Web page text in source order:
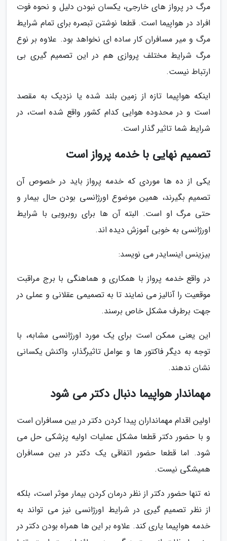
مرگ در پرواز های خارجی، یکسان نبودن دلیل و نحوه فوت
افراد در هواپیما است. قطعا نوشتن تبصره برای تمام شرایط
مرگ و میر مسافران کار ساده ای نخواهد بود. علاوه بر نوع
مرگ شرایط مختلف پروازی هم در این تصمیم گیری بی
ارتباط نیست.
اینکه هواپیما تازه از زمین بلند شده یا نزدیک به مقصد
است و در محدوده هوایی کدام کشور واقع شده است، در
شرایط شما تاثیر گذار است.
تصمیم نهایی با خدمه پرواز است
یکی از ده ها موردی که خدمه پرواز باید در خصوص آن
تصمیم بگیرند، همین موضوع اورژانسی بودن حال بیمار و
حتی مرگ او است. البته آن ها برای روبرویی با شرایط
اورژانسی به خوبی آموزش دیده اند.
بیزینس اینسایدر می نویسد:
در واقع خدمه پرواز با همکاری و هماهنگی با برج مراقبت
موقعیت را آنالیز می نمایند تا به تصمیمی عقلانی و عملی در
جهت برطرف مشکل خاص برسند.
این یعنی ممکن است برای یک مورد اورژانسی مشابه، با
توجه به دیگر فاکتور ها و عوامل تاثیرگذار، واکنش یکسانی
نشان ندهند.
مهماندار هواپیما دنبال دکتر می شود
اولین اقدام مهمانداران پیدا کردن دکتر در بین مسافران است
و با حضور دکتر قطعا مشکل عملیات اولیه پزشکی حل می
شود. اما قطعا حضور اتفاقی یک دکتر در بین مسافران
همیشگی نیست.
نه تنها حضور دکتر از نظر درمان کردن بیمار موثر است، بلکه
از نظر تصمیم گیری در شرایط اورژانسی نیز می تواند به
خدمه هواپیما یاری کند. علاوه بر این ها همراه بودن دکتر در